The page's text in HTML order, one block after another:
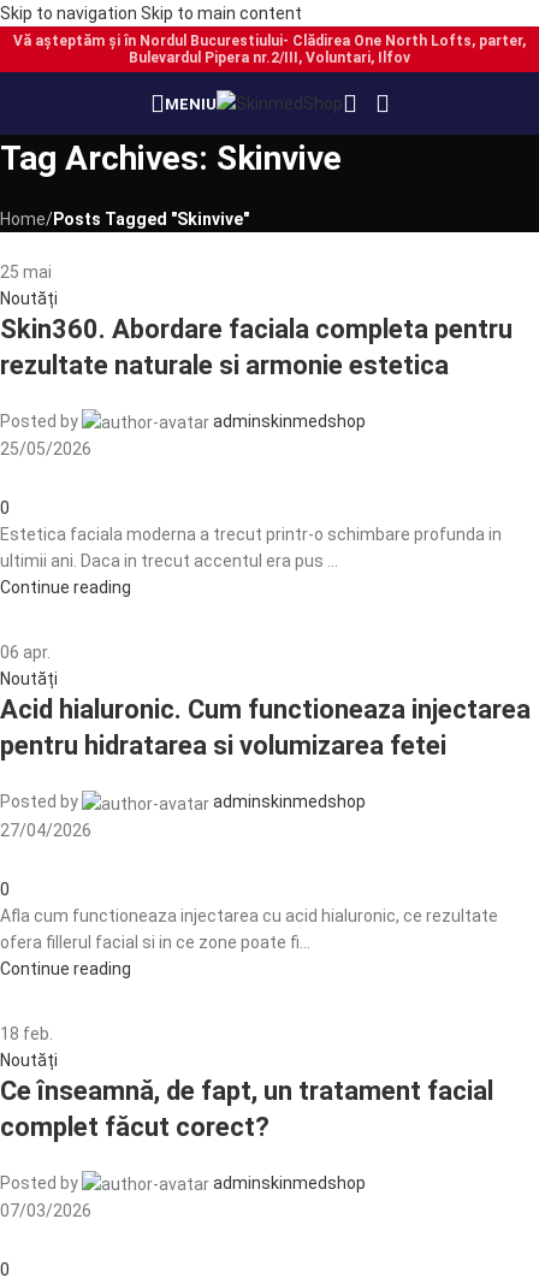
Skip to navigation Skip to main content
Vă așteptăm și în Nordul Bucurestiului- Clădirea One North Lofts, parter,
Bulevardul Pipera nr.2/III, Voluntari, Ilfov
MENIU
Tag Archives: Skinvive
Home/Posts Tagged "Skinvive"
25 mai
Noutăți
Skin360. Abordare faciala completa pentru
rezultate naturale si armonie estetica
Posted by
adminskinmedshop
25/05/2026
0
Estetica faciala moderna a trecut printr-o schimbare profunda in
ultimii ani. Daca in trecut accentul era pus ...
Continue reading
06 apr.
Noutăți
Acid hialuronic. Cum functioneaza injectarea
pentru hidratarea si volumizarea fetei
Posted by
adminskinmedshop
27/04/2026
0
Afla cum functioneaza injectarea cu acid hialuronic, ce rezultate
ofera fillerul facial si in ce zone poate fi...
Continue reading
18 feb.
Noutăți
Ce înseamnă, de fapt, un tratament facial
complet făcut corect?
Posted by
adminskinmedshop
07/03/2026
0